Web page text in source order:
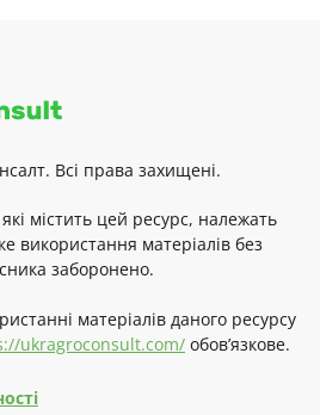
Всі права захищені.
містить цей ресурс, належать
використання матеріалів без
заборонено.
матеріалів даного ресурсу
ukragroconsult.com/ обов’язкове.